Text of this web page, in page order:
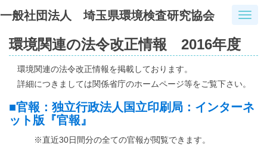
一般社団法人 埼玉県環境検査研究協会
T
g
n
a
v
環境関連の法令改正情報 2016年度
環境関連の法令改正情報を掲載しております。
詳細につきましては関係省庁のホームページ等をご覧下さい。
■官報：独立行政法人国立印刷局：インターネ
ット版『官報』
※直近30日間分の全ての官報が閲覧できます。